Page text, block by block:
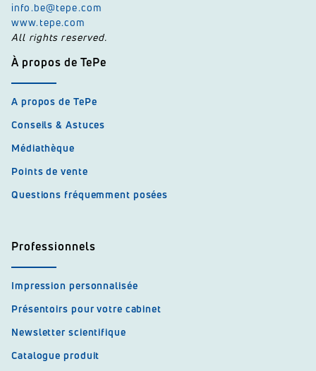
info.be@tepe.com
www.tepe.com
All rights reserved.
À propos de TePe
A propos de TePe
Conseils & Astuces
Médiathèque
Points de vente
Questions fréquemment posées
Professionnels
Impression personnalisée
Présentoirs pour votre cabinet
Newsletter scientifique
Catalogue produit